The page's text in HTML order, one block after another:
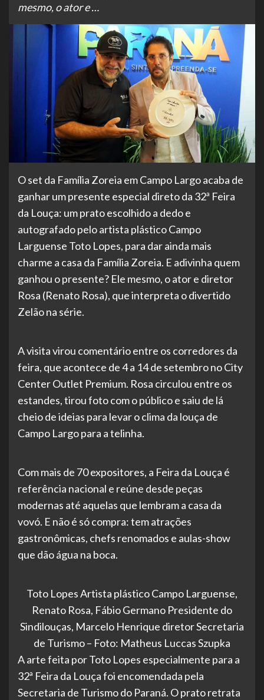
mesmo, o ator e …
O set da Família Zoreia em Campo Largo acaba de
ganhar um presente especial direto da 32ª Feira
da Louça: um prato escolhido a dedo e
autografado pelo artista plástico Campo
Larguense Toto Lopes, para dar ainda mais
charme a casa da Família Zoreia. E adivinha quem
ganhou o presente? Ele mesmo, o ator e diretor
Rosa (Renato Rosa), que interpreta o divertido
Zelão na série.
A visita virou comentário entre os corredores da
feira, que acontece de 4 a 14 de setembro no City
Center Outlet Premium. Rosa circulou entre os
estandes, tirou foto com o público e saiu de lá
cheio de ideias para levar o clima da louça de
Campo Largo para a telinha.
Com mais de 70 expositores, a Feira da Louça é
referência nacional e reúne desde peças
modernas até aquelas que lembram a casa da
vovó. E não é só compra: tem atrações
gastronômicas, chefs renomados e aulas-show
que dão água na boca.
Toto Lopes Artista plástico Campo Larguense,
Renato Rosa, Fábio Germano Presidente do
Sindilouças, Marcelo Henrique diretor Secretaria
de Turismo – Foto: Matheus Luccas Szupka
A arte feita por Toto Lopes especialmente para a
32ª Feira da Louça foi encomendada pela
Secretaria de Turismo do Paraná. O prato retrata